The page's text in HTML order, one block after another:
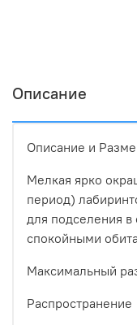
Описание
Описание и
Мелкая ярко
период)
для подселения
спокойными
Максимальный
Распространение